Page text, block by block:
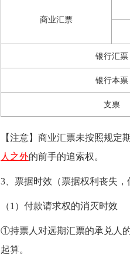
商业汇票
银行汇票
银行本票
支票
【注意】商业汇票未按照规定
人之外的前手的追索权。
3、票据时效（票据权利丧失
（1）付款请求权的消灭时效
①持票人对远期汇票的承兑人
起算。